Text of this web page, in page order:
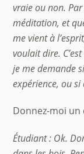
vraie ou non.
méditation, et
me vient à
voulait dire.
je me demande
expérience, ou si
Donnez-moi un
Étudiant : Ok.